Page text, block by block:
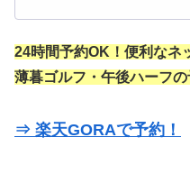
24時間予約OK！便利なネ
薄暮ゴルフ・午後ハーフ
⇒ 楽天GORAで予約！